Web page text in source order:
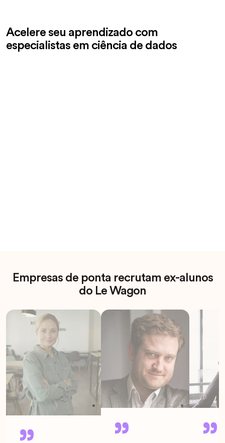
Acelere seu aprendizado com
especialistas em ciência de dados
Empresas de ponta recrutam ex-alunos
do Le Wagon